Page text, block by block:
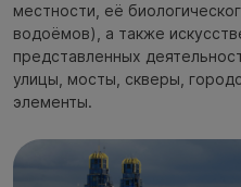
местности, её
водоёмов), а также
представленных
улицы, мосты, скверы,
элементы.